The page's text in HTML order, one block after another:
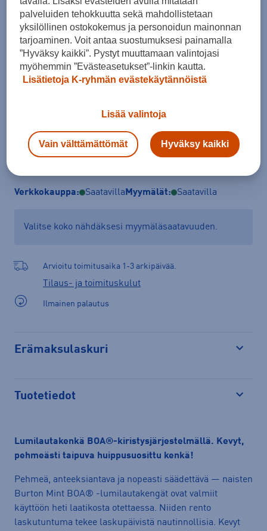
Koko
36,5 37 38 39 40 40,5 41
41,5 42
Lisää ostoskoriin
Verkkokauppa: Saatavilla Myymälät: Saatavilla
Valitse koko nähdäksesi myymäläsaatavuuden.
Arvioitu toimitusaika 1-3 arkipäivää.
Tilaus- ja toimituskulut
Ilmainen palautus
Erämaksulaskuri
Tuotetiedot
Lumilautakenkä BOA®-kiristysjärjestelmällä. Kevyt,
pehmeästi taipuva huippusuosittu kenkä!
Pehmeä, anteeksiantava ja nopeasti säädettävä — naisten
Burton Mint BOA® -lumilautakengät ovat valmiit
käyttöön heti laatikosta otettaessa. Niiden rento
laskutuntuma tekee laskupäivistä nautinnollisia. Kevyt
palveluiden tehokkuutta sekä mahdollistetaan
yksilöllinen ostokokemus ja personoidun mainonnan
tarjoaminen. Voit antaa suostumuksesi painamalla
”Hyväksy kaikki”. Pystyt muuttamaan valintojasi
myöhemmin ”Evästeasetukset”-linkin kautta.
Lisätietoja K-ryhmän evästekäytännöistä
Lisää valintoja
Vain välttämättömät Hyväksy kaikki